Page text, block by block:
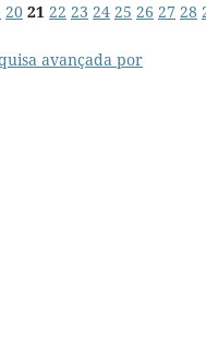
20 21 22 23 24 25 26 27 28
avançada por